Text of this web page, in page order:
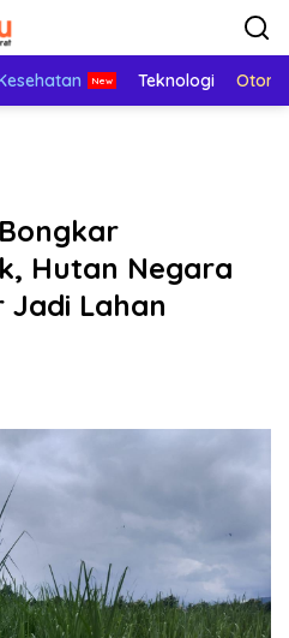
Teknologi
Hutan Negara
Jadi Lahan